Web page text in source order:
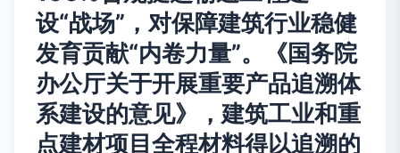
设“战场”，对保障建筑行业稳健
发育贡献“内卷力量”。《国务院
办公厅关于开展重要产品追溯体
系建设的意见》，建筑工业和重
点建材项目全程材料得以追溯的